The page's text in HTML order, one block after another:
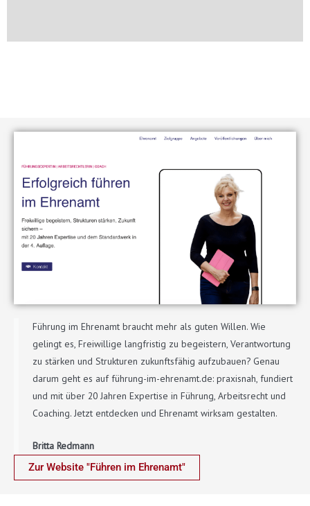
Führung im Ehrenamt braucht mehr als guten Willen. Wie
gelingt es, Freiwillige langfristig zu begeistern, Verantwortung
zu stärken und Strukturen zukunftsfähig aufzubauen? Genau
darum geht es auf führung-im-ehrenamt.de: praxisnah, fundiert
und mit über 20 Jahren Expertise in Führung, Arbeitsrecht und
Coaching. Jetzt entdecken und Ehrenamt wirksam gestalten.
Britta Redmann
Zur Website "Führen im Ehrenamt"